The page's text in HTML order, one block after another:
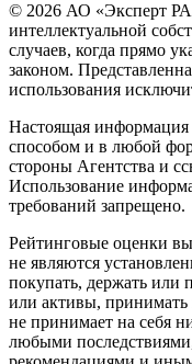
© 2026 АО «Эксперт
интеллектуальной
случаев, когда прямо
законом.
использования
Настоящая
способом и в любой
стороны Агентства и
Использование
требований запрещено.
Рейтинговые оценки
не являются
покупать, держать или
или активы,
не принимает на себя
любыми